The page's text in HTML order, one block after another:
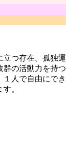
つ存在。孤独運
の活動力を持つ
人で自由にでき
。